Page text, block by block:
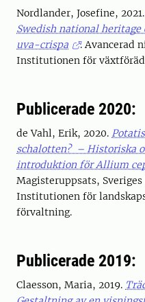
Nordlander, Josefine, 2021.
Swedish national heritage
uva-crispa
. Avancerad
Institutionen för
Publicerade 2020:
de Vahl, Erik, 2020.
schalotten? – Historiska
introduktion för Allium
Magisteruppsats,
Institutionen för
förvaltning.
Publicerade 2019:
Claesson, Maria, 2019.